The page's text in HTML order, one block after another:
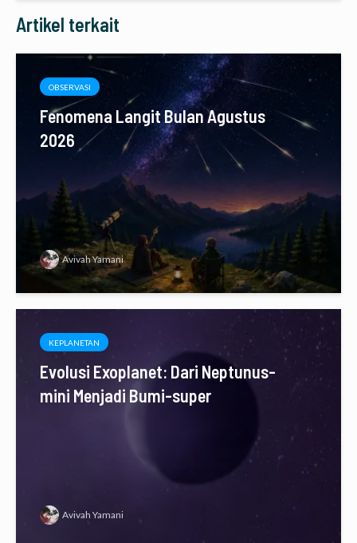
Artikel terkait
OBSERVASI
Fenomena Langit Bulan Agustus
2026
Avivah Yamani
KEPLANETAN
Evolusi Exoplanet: Dari Neptunus-
mini Menjadi Bumi-super
Avivah Yamani